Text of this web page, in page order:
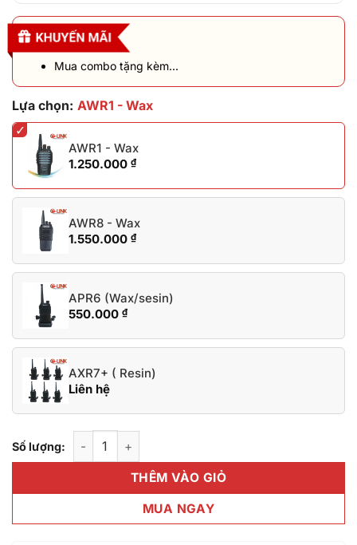
Mua combo tặng kèm...
Lựa chọn: AWR1 - Wax
✓
AWR1 - Wax
1.250.000 ₫
AWR8 - Wax
1.550.000 ₫
APR6 (Wax/sesin)
550.000 ₫
AXR7+ ( Resin)
Liên hệ
Số lượng:
Bộ đàm cầm tay GLANCE GC-728 số lượng
THÊM VÀO GIỎ
MUA NGAY